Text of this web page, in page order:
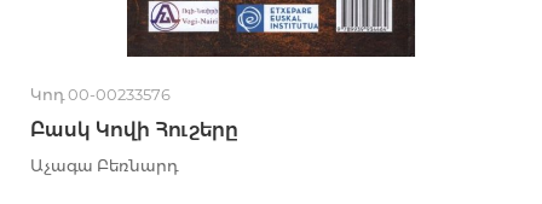
Կոդ 00-00233576
Բասկ Կովի Հուշերը
Աչագա Բեռնարդ